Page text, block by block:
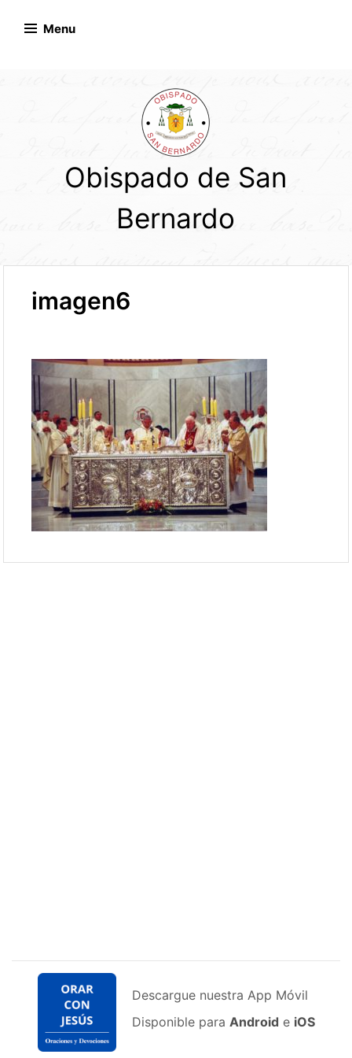
Menu
Obispado de San
Bernardo
imagen6
Descargue nuestra App Móvil
Disponible para Android e iOS